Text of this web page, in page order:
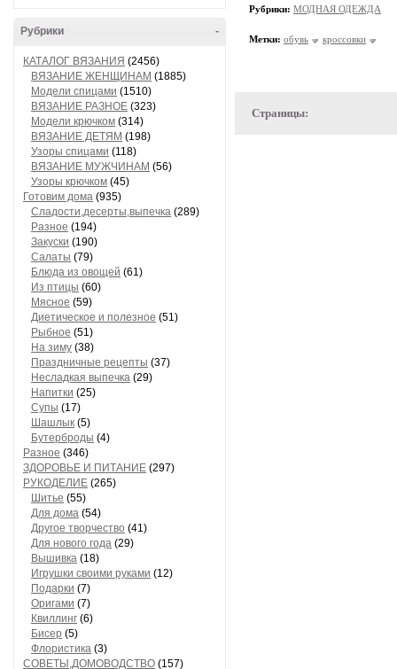
-
Рубрики
КАТАЛОГ ВЯЗАНИЯ (2456)
ВЯЗАНИЕ ЖЕНЩИНАМ (1885)
Модели спицами (1510)
ВЯЗАНИЕ РАЗНОЕ (323)
Модели крючком (314)
ВЯЗАНИЕ ДЕТЯМ (198)
Узоры спицами (118)
ВЯЗАНИЕ МУЖЧИНАМ (56)
Узоры крючком (45)
Готовим дома (935)
Сладости,десерты,выпечка (289)
Разное (194)
Закуски (190)
Салаты (79)
Блюда из овощей (61)
Из птицы (60)
Мясное (59)
Диетическое и полезное (51)
Рыбное (51)
На зиму (38)
Праздничные рецепты (37)
Несладкая выпечка (29)
Напитки (25)
Супы (17)
Шашлык (5)
Бутерброды (4)
Разное (346)
ЗДОРОВЬЕ И ПИТАНИЕ (297)
РУКОДЕЛИЕ (265)
Шитье (55)
Для дома (54)
Другое творчество (41)
Для нового года (29)
Вышивка (18)
Игрушки своими руками (12)
Подарки (7)
Оригами (7)
Квиллинг (6)
Бисер (5)
Флористика (3)
СОВЕТЫ,ДОМОВОДСТВО (157)
Рубрики: МОДНАЯ ОДЕЖДА
Метки: обувь кроссовки
Страницы: